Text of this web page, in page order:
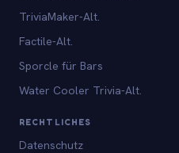
TriviaMaker-Alt.
Factile-Alt.
Sporcle für Bars
Water Cooler Trivia-Alt.
RECHTLICHES
Datenschutz